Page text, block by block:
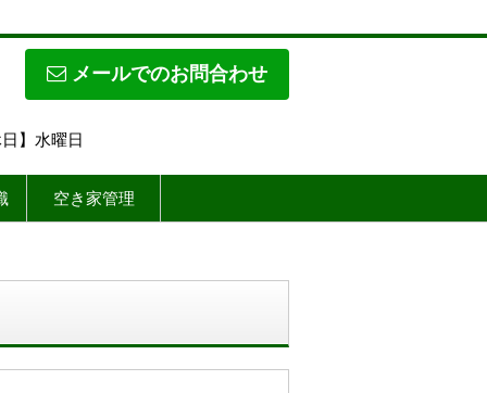
メールでのお問合わせ
】水曜日
空き家管理